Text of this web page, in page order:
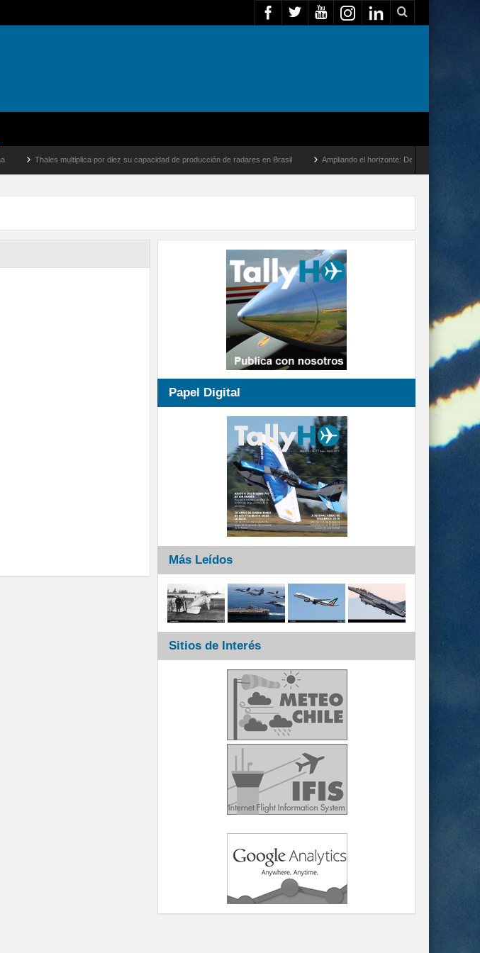
Thales multiplica por diez su capacidad de producción de radares en Brasil Ampliando el horizonte: Dentro del vuelo de desarrollo
Papel Digital
Más Leídos
Sitios de Interés